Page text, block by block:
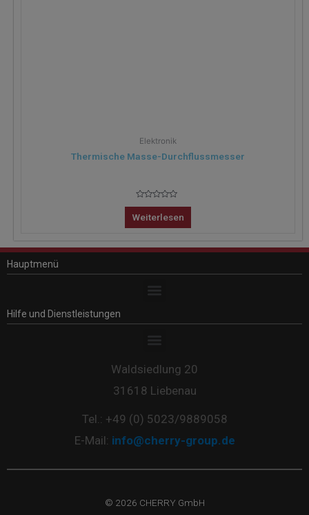
Elektronik
Thermische Masse-Durchflussmesser
Bewertet
mit
0
von
Weiterlesen
Hauptmenü
Hilfe und Dienstleistungen
Waldsiedlung 20
31618 Liebenau
Tel.: +49 (0) 5023/9889058
E-Mail: info@cherry-group.de
© 2026 CHERRY GmbH